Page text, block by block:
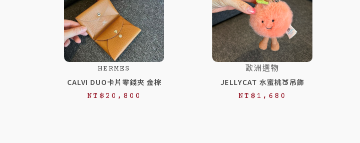
HERMES
CALVI DUO卡片零錢夾 金棕
NT$ 20,800
歐洲選物
JELLYCAT 水蜜桃🍑吊飾
NT$ 1,680